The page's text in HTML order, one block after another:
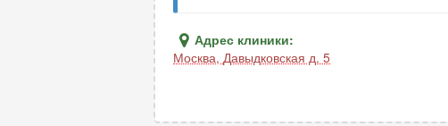
Адрес клиники:
Москва, Давыдковская д. 5